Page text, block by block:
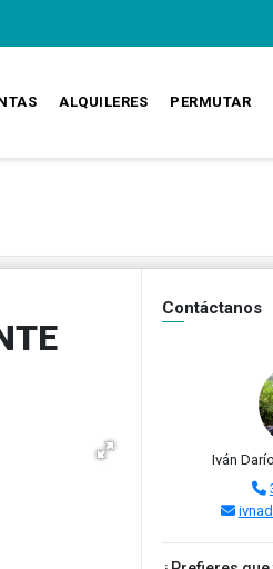
ALQUILERES PERMUTAR
Contáctanos
Iván